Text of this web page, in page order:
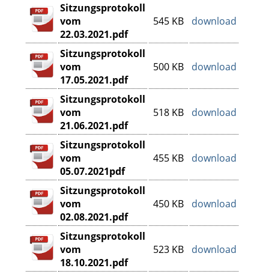
Sitzungsprotokoll
vom
22.03.2021.pdf
545 KB download
Sitzungsprotokoll
vom
17.05.2021.pdf
500 KB download
Sitzungsprotokoll
vom
21.06.2021.pdf
518 KB download
Sitzungsprotokoll
vom
05.07.2021pdf
455 KB download
Sitzungsprotokoll
vom
02.08.2021.pdf
450 KB download
Sitzungsprotokoll
vom
18.10.2021.pdf
523 KB download